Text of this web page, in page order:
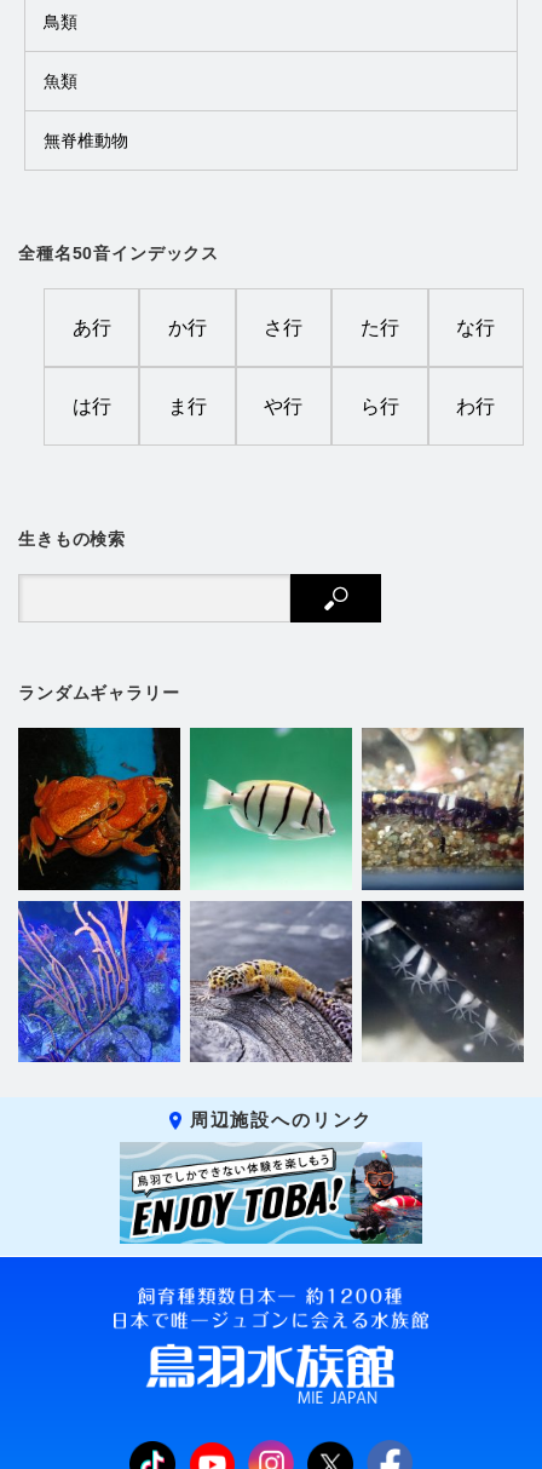
鳥類
魚類
無脊椎動物
全種名50音インデックス
あ行 か行 さ行 た行 な行
は行 ま行 や行 ら行 わ行
生きもの検索
ランダムギャラリー
周辺施設へのリンク